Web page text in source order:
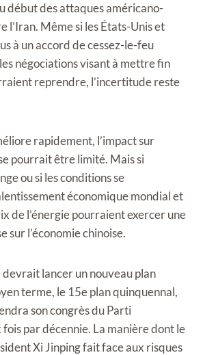
début des attaques américano-
l’Iran. Même si les États-Unis et
à un accord de cessez-le-feu
négociations visant à mettre fin
reprendre, l’incertitude reste
rapidement, l’impact sur
pourrait être limité. Mais si
ou si les conditions se
économique mondial et
de l’énergie pourraient exercer une
sur l’économie chinoise.
devrait lancer un nouveau plan
terme, le 15e plan quinquennal,
son congrès du Parti
par décennie. La manière dont le
Xi Jinping fait face aux risques